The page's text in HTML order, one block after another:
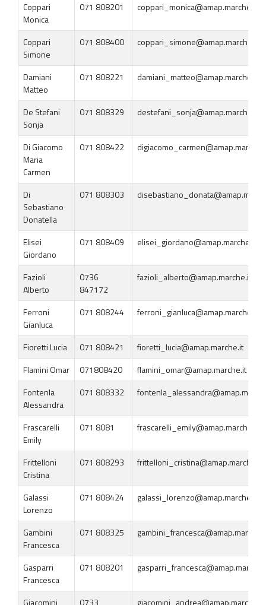
Coppari
Monica
071 808201 coppari_monica@amap.marche.it
Coppari
Simone
071 808400 coppari_simone@amap.marche.it
Damiani
Matteo
071 808221 damiani_matteo@amap.marche.it
De Stefani
Sonja
071 808329 destefani_sonja@amap.marche.it
Di Giacomo
Maria
Carmen
071 808422
Di
Sebastiano
Donatella
071 808303
Elisei
Giordano
071 808409 elisei_giordano@amap.marche.it
Fazioli
Alberto
0736
847172
fazioli_alberto@amap.marche.it
Ferroni
Gianluca
071 808244 ferroni_gianluca@amap.marche.it
Fioretti Lucia 071 808421
fioretti_lucia@amap.marche.it
Flamini Omar
071808420
flamini_omar@amap.marche.it
Fontenla
Alessandra
071 808332
Frascarelli
Emily
071 8081 frascarelli_emily@amap.marche.it
Frittelloni
Cristina
071 808293 frittelloni_cristina@amap.marche.it
Galassi
Lorenzo
071 808424 galassi_lorenzo@amap.marche.it
Gambini
Francesca
071 808325
Gasparri
Francesca
071 808201
Giacomini 0733 giacomini_andrea@amap.marche.it